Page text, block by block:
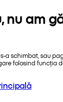
nu am
a schimbat, sau
folosind funcția